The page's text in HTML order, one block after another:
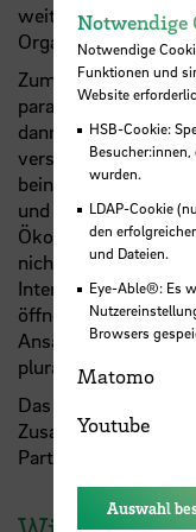
weiteren
Organisation.
Zum systemischen
paradoxales
dann Konsequenz,
verstehen, dass
beinhaltet. Dazu
und verschiedene
Ökologie, meldet
nicht unbedingt mit
öffnen, bereit zum
Ansätze für
pluralistischer sein.
Das sind schon
Zusammenarbeit in
Partnern.
Notwendige
Notwendige
Funktionen und
Website
HSB-Cookie:
wurden.
LDAP-Cookie
den
und Dateien.
Eye-Able®: Es
Browsers
Matomo
Youtube
Auswahl